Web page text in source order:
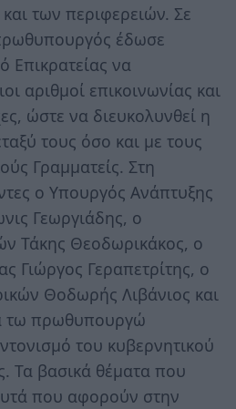
και των περιφερειών. Σε
έδωσε
Επικρατείας να
αριθμοί επικοινωνίας και
ώστε να διευκολυνθεί η
τους όσο και με τους
Γραμματείς. Στη
ο Υπουργός Ανάπτυξης
Γεωργιάδης, ο
Τάκης Θεοδωρικάκος, ο
Γιώργος Γεραπετρίτης, ο
Θοδωρής Λιβάνιος και
τω πρωθυπουργώ
του κυβερνητικού
Τα βασικά θέματα που
που αφορούν στην